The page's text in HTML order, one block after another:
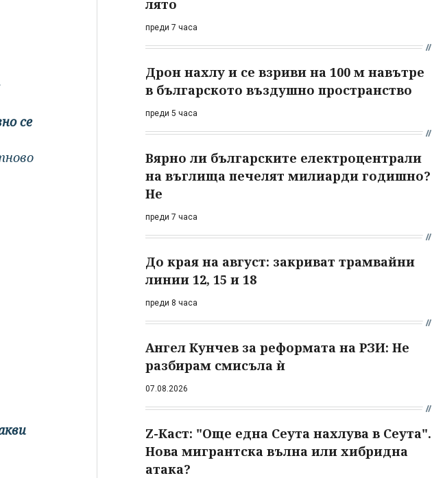
се
лято
преди 7 часа
Дрон нахлу и се взриви на 100 м навътре
в българското въздушно пространство
преди 5 часа
Вярно ли българските електроцентрали
на въглища печелят милиарди годишно?
Не
преди 7 часа
До края на август: закриват трамвайни
линии 12, 15 и 18
преди 8 часа
Ангел Кунчев за реформата на РЗИ: Не
разбирам смисъла ѝ
07.08.2026
Z-Каст: "Още една Сеута нахлува в Сеута".
Нова мигрантска вълна или хибридна
атака?